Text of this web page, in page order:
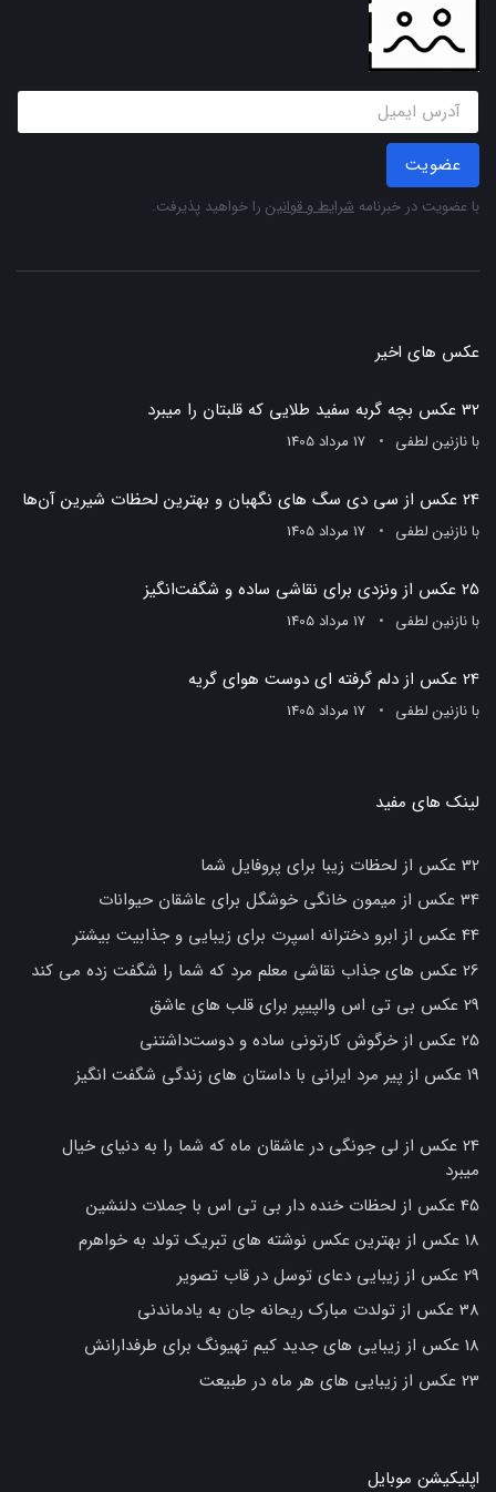
عضویت
با عضویت در خبرنامه شرایط و قوانین را خواهید پذیرفت.
عکس های اخیر
32 عکس بچه گربه سفید طلایی که قلبتان را میبرد
بانازنین لطفی 17 مرداد 1405
24 عکس از سی دی سگ های نگهبان و بهترین لحظات شیرین آن‌ها
بانازنین لطفی 17 مرداد 1405
25 عکس از ونزدی برای نقاشی ساده و شگفت‌انگیز
بانازنین لطفی 17 مرداد 1405
24 عکس از دلم گرفته ای دوست هوای گریه
بانازنین لطفی 17 مرداد 1405
لینک های مفید
32 عکس از لحظات زیبا برای پروفایل شما
34 عکس از میمون خانگی خوشگل برای عاشقان حیوانات
44 عکس از ابرو دخترانه اسپرت برای زیبایی و جذابیت بیشتر
26 عکس های جذاب نقاشی معلم مرد که شما را شگفت زده می کند
29 عکس بی تی اس والپیپر برای قلب های عاشق
25 عکس از خرگوش کارتونی ساده و دوست‌داشتنی
19 عکس از پیر مرد ایرانی با داستان های زندگی شگفت انگیز
24 عکس از لی جونگی در عاشقان ماه که شما را به دنیای خیال
میبرد
45 عکس از لحظات خنده دار بی تی اس با جملات دلنشین
18 عکس از بهترین عکس نوشته های تبریک تولد به خواهرم
29 عکس از زیبایی دعای توسل در قاب تصویر
38 عکس از تولدت مبارک ریحانه جان به یادماندنی
18 عکس از زیبایی های جدید کیم تهیونگ برای طرفدارانش
23 عکس از زیبایی های هر ماه در طبیعت
اپلیکیشن موبایل